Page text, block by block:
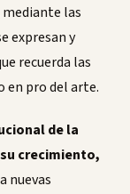
mediante las
expresan y
recuerda las
en pro del arte.
de la
crecimiento,
nuevas